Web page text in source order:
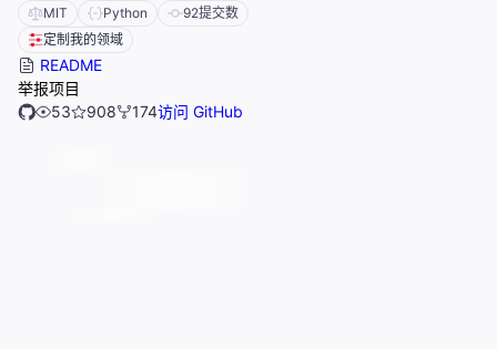
MIT Python 92提交数
定制我的领域
README
举报项目
53
908 174访问 GitHub